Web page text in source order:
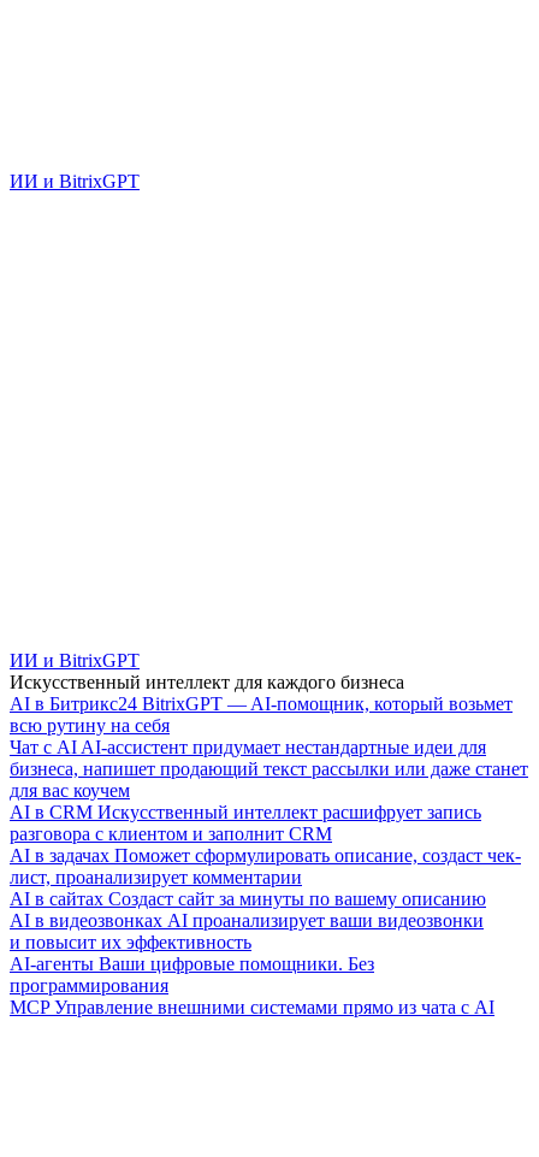
ИИ и BitrixGPT
ИИ и BitrixGPT
Искусственный интеллект для каждого бизнеса
AI в Битрикс24 BitrixGPT — AI-помощник, который возьмет
всю рутину на себя
Чат с AI AI-ассистент придумает нестандартные идеи для
бизнеса, напишет продающий текст рассылки или даже станет
для вас коучем
AI в CRM Искусственный интеллект расшифрует запись
разговора с клиентом и заполнит CRM
AI в задачах Поможет сформулировать описание, создаст чек-
лист, проанализирует комментарии
AI в сайтах Создаст сайт за минуты по вашему описанию
AI в видеозвонках AI проанализирует ваши видеозвонки
и повысит их эффективность
AI-агенты Ваши цифровые помощники. Без
программирования
MCP Управление внешними системами прямо из чата с AI